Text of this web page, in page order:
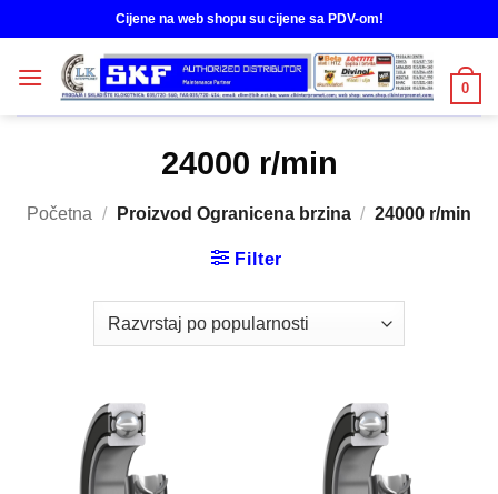
to
content
Cijene na web shopu su cijene sa PDV-om!
0
24000 r/min
Početna / Proizvod Ogranicena brzina / 24000 r/min
Filter